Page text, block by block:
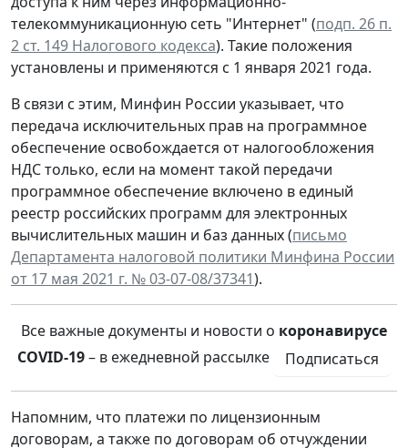
телекоммуникационную сеть "Интернет" (подп. 26 п.
2 ст. 149 Налогового кодекса). Такие положения
установлены и применяются с 1 января 2021 года.
В связи с этим, Минфин России указывает, что
передача исключительных прав на программное
обеспечение освобождается от налогообложения
НДС только, если на момент такой передачи
программное обеспечение включено в единый
реестр российских программ для электронных
вычислительных машин и баз данных (письмо
Департамента налоговой политики Минфина России
от 17 мая 2021 г. № 03-07-08/37341).
Все важные документы и новости о коронавирусе
COVID-19– в ежедневной рассылке Подписаться
Напомним, что платежи по лицензионным
договорам, а также по договорам об отчуждении